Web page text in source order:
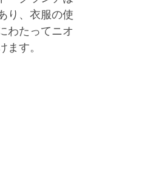
り、衣服の使
わたってニオ
ます。